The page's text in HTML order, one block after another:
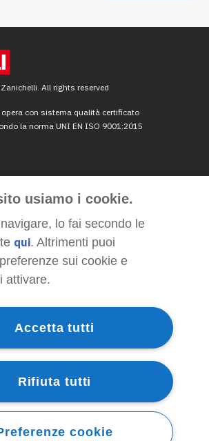
usiamo i cookie.
lo fai secondo le
qui. Altrimenti puoi
sui cookie e
attivare.
Accetta tutti
Rifiuta tutti
cookie